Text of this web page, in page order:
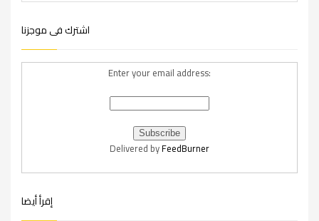
اشترك فى موجزنا
Enter your email address:
Delivered byFeedBurner
إقرأ أيضا